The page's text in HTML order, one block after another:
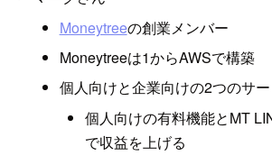
Moneytreeの創業メンバー
Moneytreeは1からAWSで構築
個人向けと企業向けの2つのサ
個人向けの有料機能とMT
で収益を上げる